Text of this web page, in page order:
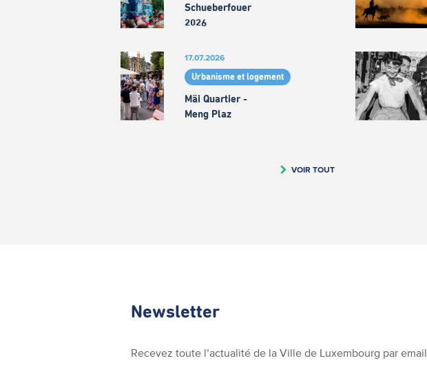
Schueberfouer
2026
17.07.2026
Urbanisme et logement
Mäi Quartier -
Meng Plaz
VOIR TOUT
Newsletter
Recevez toute l’actualité de la Ville de Luxembourg par email